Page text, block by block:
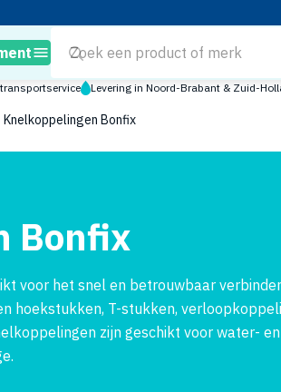
Levering in Noord-Brabant & Zuid-
Knelkoppelingen Bonfix
Bonfix
voor het snel en betrouwbaar
hoekstukken, T-stukken,
zijn geschikt voor water-